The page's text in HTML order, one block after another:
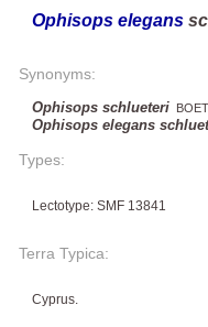
Ophisops elegans
Synonyms:
Ophisops schlueteri
Ophisops elegans
Types:
Lectotype: SMF 13841
Terra Typica:
Cyprus.